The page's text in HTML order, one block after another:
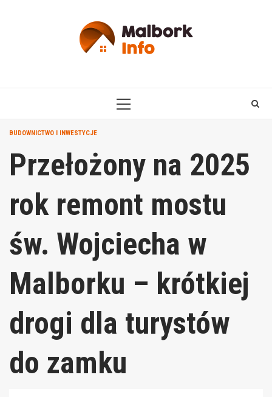
PRIMARY
BUDOWNICTWO I INWESTYCJE
Przełożony na 2025
rok remont mostu
św. Wojciecha w
Malborku – krótkiej
drogi dla turystów
do zamku